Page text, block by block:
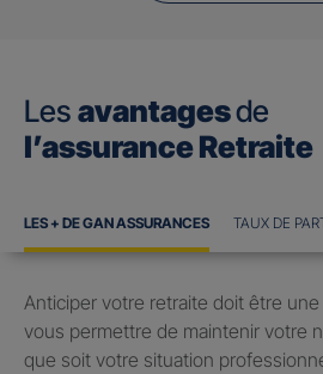
Les avantagesde
l’assurance Retraite
LES + DE GAN ASSURANCES TAUX DE
Anticiper votre retraite doit être
vous permettre de maintenir votre
que soit votre situation